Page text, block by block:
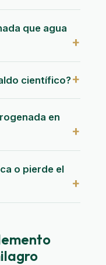
que agua
científico?
en
o pierde el